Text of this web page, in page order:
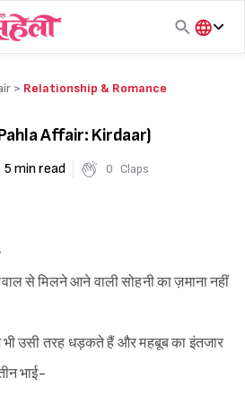
हिंदी
> Relationship & Romance
Affair: Kirdaar)
5 min read 0 Claps
से मिलने आने वाली सोहनी का ज़माना नहीं
उसी तरह धड़कते हैं और महबूब का इंतजार
भाई-